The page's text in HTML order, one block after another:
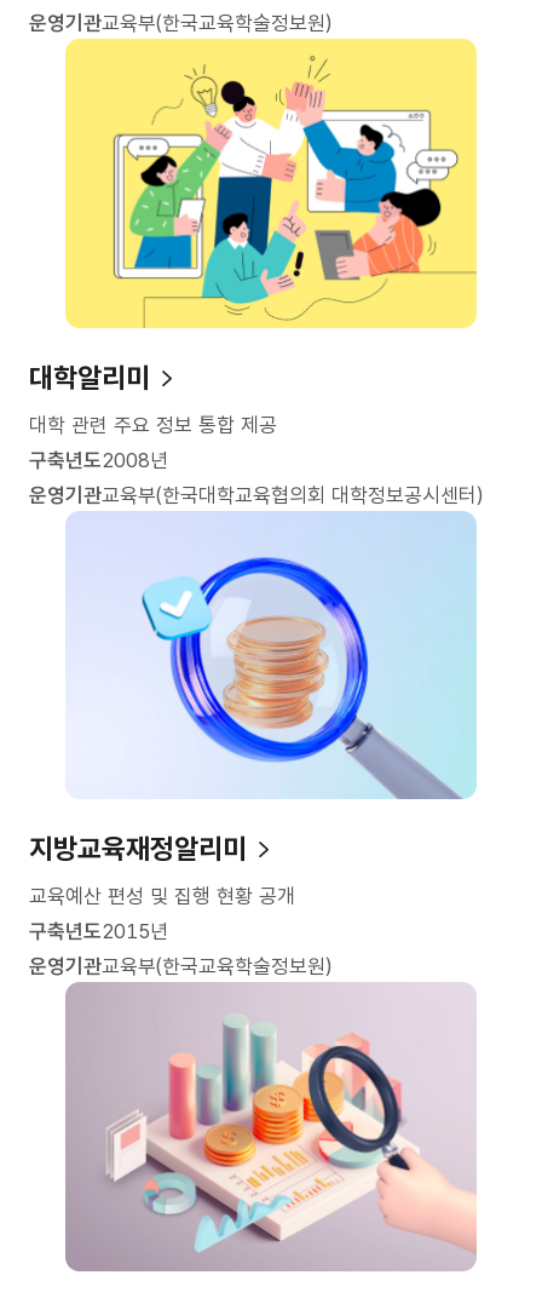
운영기관교육부(한국교육학술정보원)
대학알리미
대학 관련 주요 정보 통합 제공
구축년도2008년
운영기관교육부(한국대학교육협의회 대학정보공시센터)
지방교육재정알리미
교육예산 편성 및 집행 현황 공개
구축년도2015년
운영기관교육부(한국교육학술정보원)